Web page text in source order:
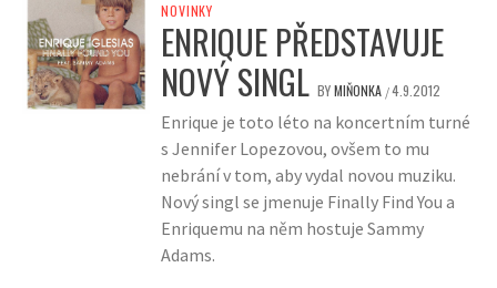
NOVINKY
ENRIQUE PŘEDSTAVUJE
NOVÝ SINGL BYMIŇONKA /4.9.2012
Enrique je toto léto na koncertním turné
s Jennifer Lopezovou, ovšem to mu
nebrání v tom, aby vydal novou muziku.
Nový singl se jmenuje Finally Find You a
Enriquemu na něm hostuje Sammy
Adams.